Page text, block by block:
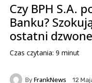
Czy BPH S.A.
Banku?
ostatni
Czas czytania: 9 minut
ByFrankNews 12